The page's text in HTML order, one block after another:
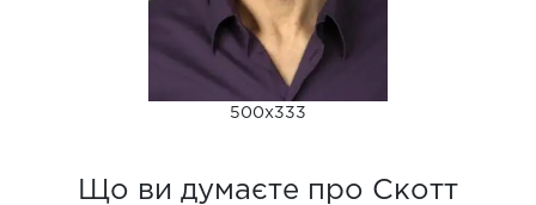
500x333
Що ви думаєте про Скотт